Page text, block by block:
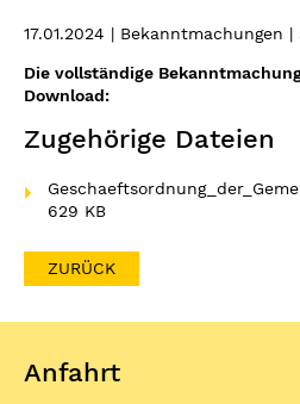
17.01.2024 | Bekanntmachungen
Die vollständige
Download:
Zugehörige Dateien
629 KB
ZURÜCK
Anfahrt